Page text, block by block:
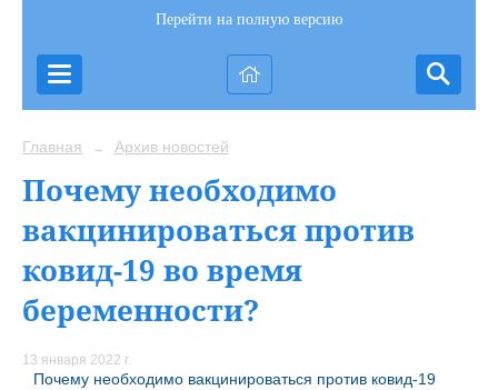
Перейти на полную версию
Главная → Архив новостей
Почему необходимо
вакцинироваться против
ковид-19 во время
беременности?
13 января 2022 г.
Почему необходимо вакцинироваться против ковид-19